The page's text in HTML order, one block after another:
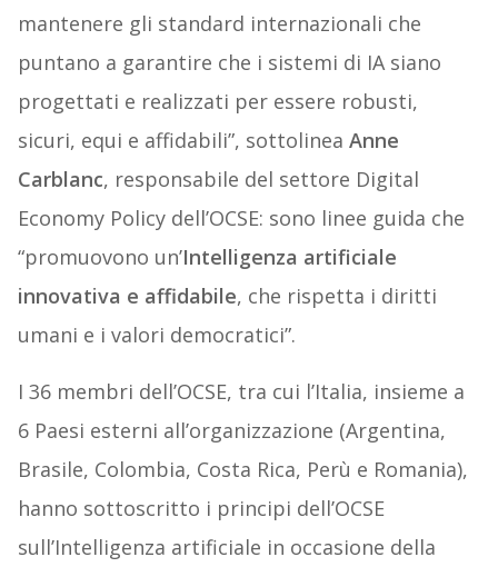
mantenere gli standard internazionali che
puntano a garantire che i sistemi di IA siano
progettati e realizzati per essere robusti,
sicuri, equi e affidabili”, sottolinea Anne
Carblanc, responsabile del settore Digital
Economy Policy dell’OCSE: sono linee guida che
“promuovono un’Intelligenza artificiale
innovativa e affidabile, che rispetta i diritti
umani e i valori democratici”.
I 36 membri dell’OCSE, tra cui l’Italia, insieme a
6 Paesi esterni all’organizzazione (Argentina,
Brasile, Colombia, Costa Rica, Perù e Romania),
hanno sottoscritto i principi dell’OCSE
sull’Intelligenza artificiale in occasione della